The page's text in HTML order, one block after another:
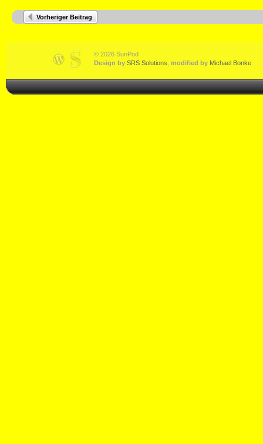
Vorheriger Beitrag
© 2026 SunPod
Design by SRS Solutions modified by Michael Bonke